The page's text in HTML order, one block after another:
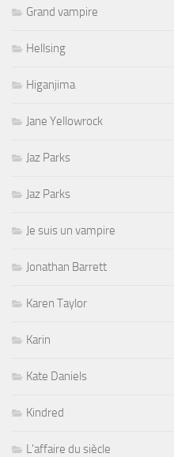
Grand vampire
Hellsing
Higanjima
Jane Yellowrock
Jaz Parks
Jaz Parks
Je suis un vampire
Jonathan Barrett
Karen Taylor
Karin
Kate Daniels
Kindred
L'affaire du siècle